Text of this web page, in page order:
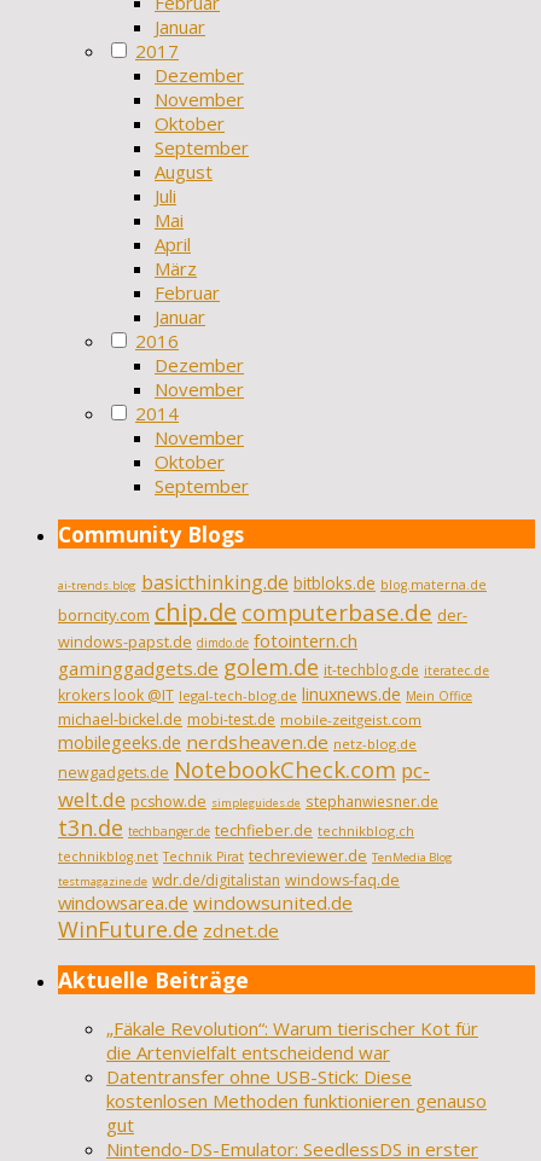
Januar
2017
Dezember
November
Oktober
September
August
Juli
Mai
April
März
Februar
Januar
2016
Dezember
November
2014
November
Oktober
September
Community Blogs
ai-trends.blog basicthinking.de bitbloks.de blog.materna.de
borncity.com chip.de computerbase.de der-
windows-papst.de dimdo.de fotointern.ch
gaminggadgets.de golem.de it-techblog.de iteratec.de
krokers look @IT legal-tech-blog.de linuxnews.de Mein Office
michael-bickel.de mobi-test.de mobile-zeitgeist.com
mobilegeeks.de nerdsheaven.de netz-blog.de
newgadgets.de NotebookCheck.com pc-
welt.de pcshow.de simpleguides.de stephanwiesner.de
t3n.de techbanger.de techfieber.de technikblog.ch
technikblog.net Technik Pirat techreviewer.de TenMedia Blog
testmagazine.de wdr.de/digitalistan windows-faq.de
windowsarea.de windowsunited.de
WinFuture.de zdnet.de
Aktuelle Beiträge
„Fäkale Revolution“: Warum tierischer Kot für
die Artenvielfalt entscheidend war
Datentransfer ohne USB-Stick: Diese
kostenlosen Methoden funktionieren genauso
gut
Nintendo-DS-Emulator: SeedlessDS in erster